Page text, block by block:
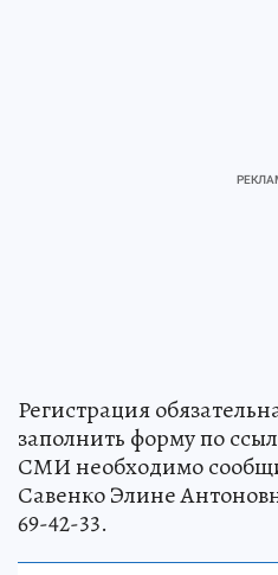
Регистрация
заполнить форму по
СМИ необходимо
Савенко Элине
69-42-33.